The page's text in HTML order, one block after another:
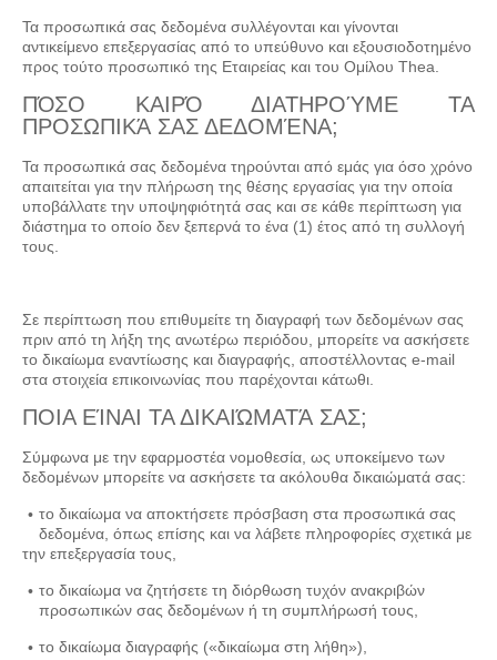
Τα προσωπικά σας δεδομένα συλλέγονται και γίνονται
αντικείμενο επεξεργασίας από το υπεύθυνο και εξουσιοδοτημένο
προς τούτο προσωπικό της Εταιρείας και του Ομίλου Thea.
ΠΌΣΟ ΚΑΙΡΌ ΔΙΑΤΗΡΟΎΜΕ ΤΑ
ΠΡΟΣΩΠΙΚΆ ΣΑΣ ΔΕΔΟΜΈΝΑ;
Τα προσωπικά σας δεδομένα τηρούνται από εμάς για όσο χρόνο
απαιτείται για την πλήρωση της θέσης εργασίας για την οποία
υποβάλλατε την υποψηφιότητά σας και σε κάθε περίπτωση για
διάστημα το οποίο δεν ξεπερνά το ένα (1) έτος από τη συλλογή
τους.
Σε περίπτωση που επιθυμείτε τη διαγραφή των δεδομένων σας
πριν από τη λήξη της ανωτέρω περιόδου, μπορείτε να ασκήσετε
το δικαίωμα εναντίωσης και διαγραφής, αποστέλλοντας e-mail
στα στοιχεία επικοινωνίας που παρέχονται κάτωθι.
ΠΟΙΑ ΕΊΝΑΙ ΤΑ ΔΙΚΑΙΏΜΑΤΆ ΣΑΣ;
Σύμφωνα με την εφαρμοστέα νομοθεσία, ως υποκείμενο των
δεδομένων μπορείτε να ασκήσετε τα ακόλουθα δικαιώματά σας:
το δικαίωμα να αποκτήσετε πρόσβαση στα προσωπικά σας
δεδομένα, όπως επίσης και να λάβετε πληροφορίες σχετικά με
την επεξεργασία τους,
το δικαίωμα να ζητήσετε τη διόρθωση τυχόν ανακριβών
προσωπικών σας δεδομένων ή τη συμπλήρωσή τους,
το δικαίωμα διαγραφής («δικαίωμα στη λήθη»),